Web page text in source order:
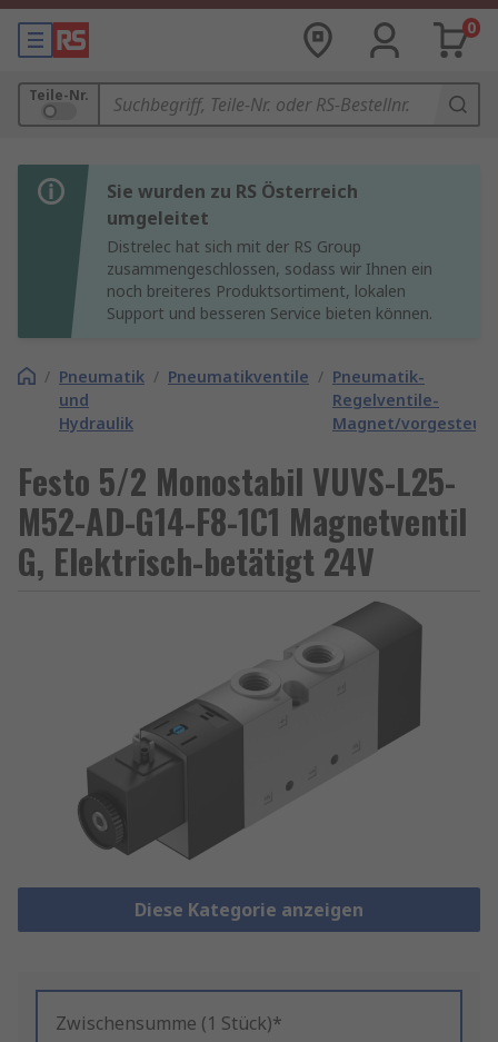
0
Teile-Nr.
Sie wurden zu RS Österreich
umgeleitet
Distrelec hat sich mit der RS Group
zusammengeschlossen, sodass wir Ihnen ein
noch breiteres Produktsortiment, lokalen
Support und besseren Service bieten können.
/ Pneumatik
und
Hydraulik
/ Pneumatikventile / Pneumatik-
Regelventile-
Magnet/
Festo 5/2 Monostabil VUVS-L25-
M52-AD-G14-F8-1C1 Magnetventil
G, Elektrisch-betätigt 24V
Diese Kategorie anzeigen
Zwischensumme (1 Stück)*